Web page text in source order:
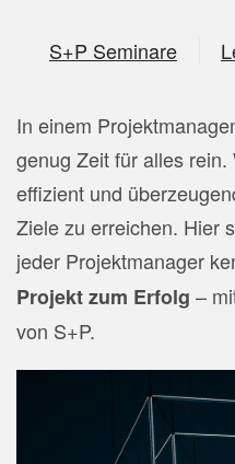
S+P Seminare
In einem
genug Zeit für alles
effizient und
Ziele zu erreichen. Hier
jeder Projektmanager
Projekt zum Erfolg –
von S+P.